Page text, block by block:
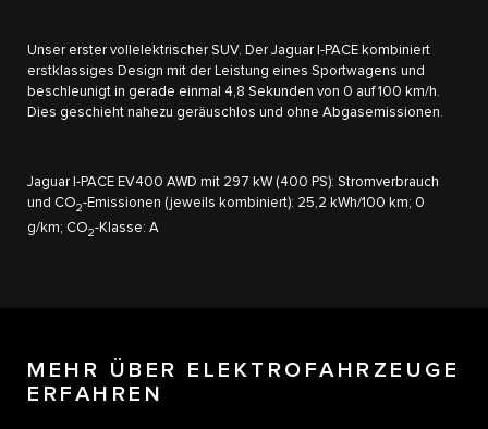
Unser erster vollelektrischer SUV. Der Jaguar I-PACE kombiniert
erstklassiges Design mit der Leistung eines Sportwagens und
beschleunigt in gerade einmal 4,8 Sekunden von 0 auf 100 km/h.
Dies geschieht nahezu geräuschlos und ohne Abgasemissionen.
Jaguar I-PACE EV400 AWD mit 297 kW (400 PS): Stromverbrauch
und CO2-Emissionen (jeweils kombiniert): 25,2 kWh/100 km; 0
g/km; CO2-Klasse: A
MEHR ÜBER ELEKTROFAHRZEUGE
ERFAHREN